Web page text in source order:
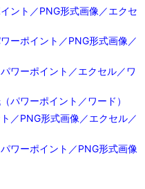
ント／PNG形式画像／エクセ
ーポイント／PNG形式画像／
ワーポイント／エクセル／ワ
パワーポイント／ワード）
／PNG形式画像／エクセル／
ワーポイント／PNG形式画像